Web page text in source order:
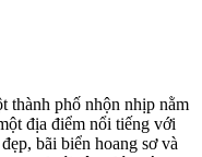
thành phố nhộn nhịp nằm
địa điểm nổi tiếng với
bãi biển hoang sơ và